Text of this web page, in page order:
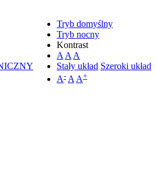
Tryb domyślny
Tryb nocny
Kontrast
A A A
Stały układ Szeroki układ
A- A A+